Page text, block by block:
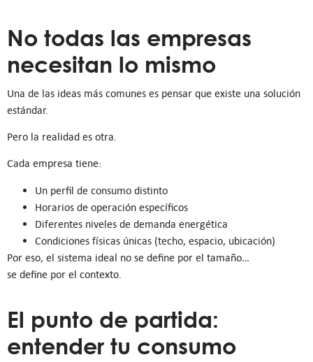
No todas las empresas
necesitan lo mismo
Una de las ideas más comunes es pensar que existe una solución
estándar.
Pero la realidad es otra.
Cada empresa tiene:
Un perfil de consumo distinto
Horarios de operación específicos
Diferentes niveles de demanda energética
Condiciones físicas únicas (techo, espacio, ubicación)
Por eso, el sistema ideal no se define por el tamaño…
se define por el contexto.
El punto de partida:
entender tu consumo